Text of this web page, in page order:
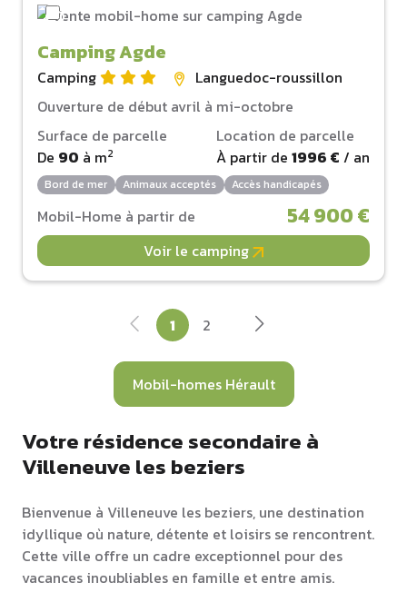
Camping Agde
Camping
Languedoc-roussillon
Ouverture de début avril à mi-octobre
Surface de parcelle
De 90 à m2
Location de parcelle
À partir de 1996 € / an
Bord de mer Animaux acceptés Accès handicapés
Mobil-Home à partir de 54 900 €
Voir le camping
1 2
Mobil-homes Hérault
Votre résidence secondaire à
Villeneuve les beziers
Bienvenue à Villeneuve les beziers, une destination
idyllique où nature, détente et loisirs se rencontrent.
Cette ville offre un cadre exceptionnel pour des
vacances inoubliables en famille et entre amis.